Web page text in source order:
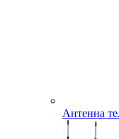
Антенна